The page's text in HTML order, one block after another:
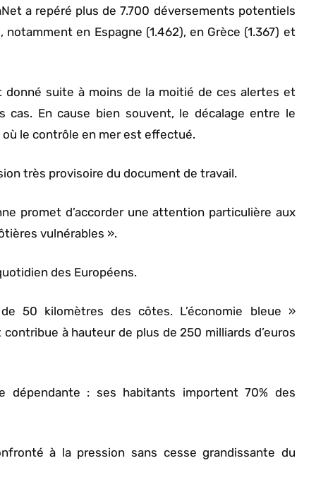
a repéré plus de 7.700 déversements potentiels
en Espagne (1.462), en Grèce (1.367) et
suite à moins de la moitié de ces alertes et
cas. En cause bien souvent, le décalage entre le
le contrôle en mer est effectué.
très provisoire du document de travail.
promet d’accorder une attention particulière aux
vulnérables ».
des Européens.
50 kilomètres des côtes. L’économie bleue »
à hauteur de plus de 250 milliards d’euros
dépendante : ses habitants importent 70% des
à la pression sans cesse grandissante du